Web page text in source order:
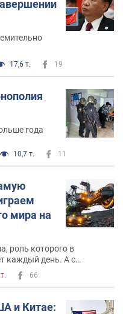
17,6 т. 19
года
10,7 т. 11
мира на
роль которого в
каждый день. А с
Ависмы альтернативы
66
и Китае: